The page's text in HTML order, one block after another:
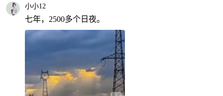
小小12
七年，2500多个日夜。